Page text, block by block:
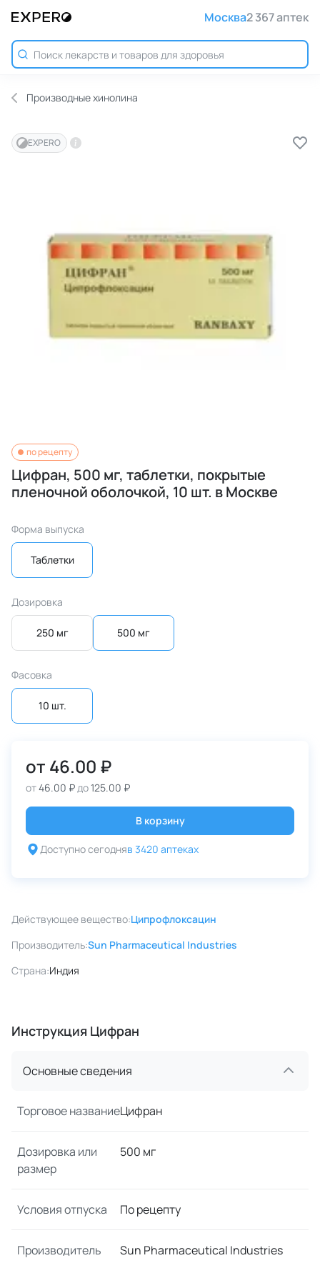
Москва2 367 аптек
Производные хинолина
EXPERO
по рецепту
Цифран, 500 мг, таблетки, покрытые
пленочной оболочкой, 10 шт. в Москве
Форма выпуска
Таблетки
Дозировка
250 мг 500 мг
Фасовка
10 шт.
от 46.00 ₽
от46.00 ₽до125.00 ₽
В корзину
Доступно сегодняв 3420 аптеках
Действующее вещество:Ципрофлоксацин
Производитель:Sun Pharmaceutical Industries
Страна:Индия
Инструкция Цифран
Основные сведения
Торговое названиеЦифран
Дозировка или
размер
500 мг
Условия отпуска По рецепту
Производитель Sun Pharmaceutical Industries